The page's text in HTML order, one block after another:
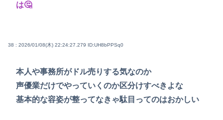
は🤔
38 : 2026/01/08(木) 22:24:27.279 ID:UH8bPPSq0
本人や事務所がドル売りする気なのか
声優業だけでやっていくのか区分けすべきよな
基本的な容姿が整ってなきゃ駄目ってのはおかしい